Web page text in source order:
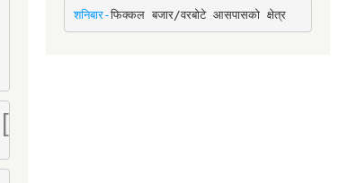
[Mobile : 9851066274]
शनिबार-फिक्कल बजार/वरबोटे आसपासको क्षेत्र